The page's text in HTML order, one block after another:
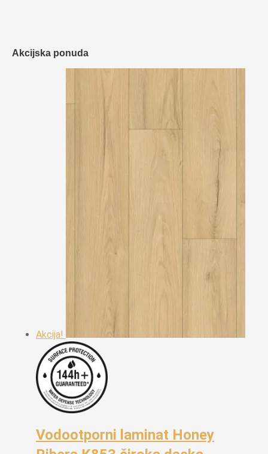
Akcijska ponuda
Akcija!
Vodootporni laminat Honey